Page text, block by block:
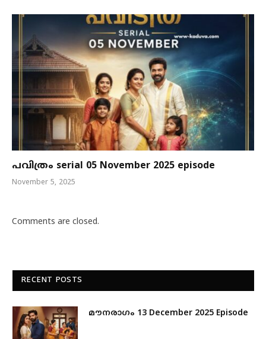
പവിത്രം serial 05 November 2025 episode
November 5, 2025
Comments are closed.
RECENT POSTS
മൗനരാഗം 13 December 2025 Episode